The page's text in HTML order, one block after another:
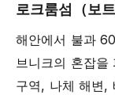
로크룸섬（보트
해안에서 불과
브니크의 혼잡을
구역, 나체 해변,